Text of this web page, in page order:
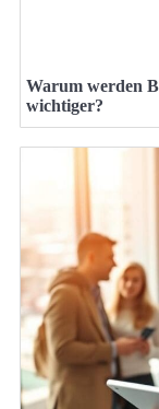
Warum werden
wichtiger?